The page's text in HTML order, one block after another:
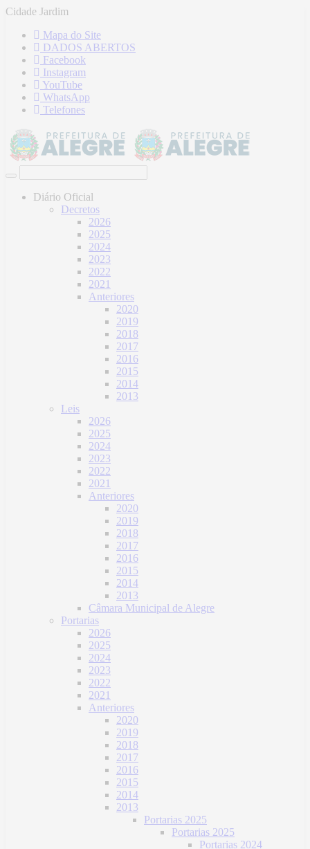
Cidade Jardim
Mapa do Site
DADOS ABERTOS
Facebook
Instagram
YouTube
WhatsApp
Telefones
Diário Oficial
Decretos
2026
2025
2024
2023
2022
2021
Anteriores
2020
2019
2018
2017
2016
2015
2014
2013
Leis
2026
2025
2024
2023
2022
2021
Anteriores
2020
2019
2018
2017
2016
2015
2014
2013
Câmara Municipal de Alegre
Portarias
2026
2025
2024
2023
2022
2021
Anteriores
2020
2019
2018
2017
2016
2015
2014
2013
Portarias 2025
Portarias 2025
Portarias 2024